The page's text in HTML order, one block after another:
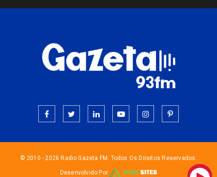
© 2010 - 2026 Radio Gazeta FM. Todos Os Direitos Reservados.
Desenvolvido Por